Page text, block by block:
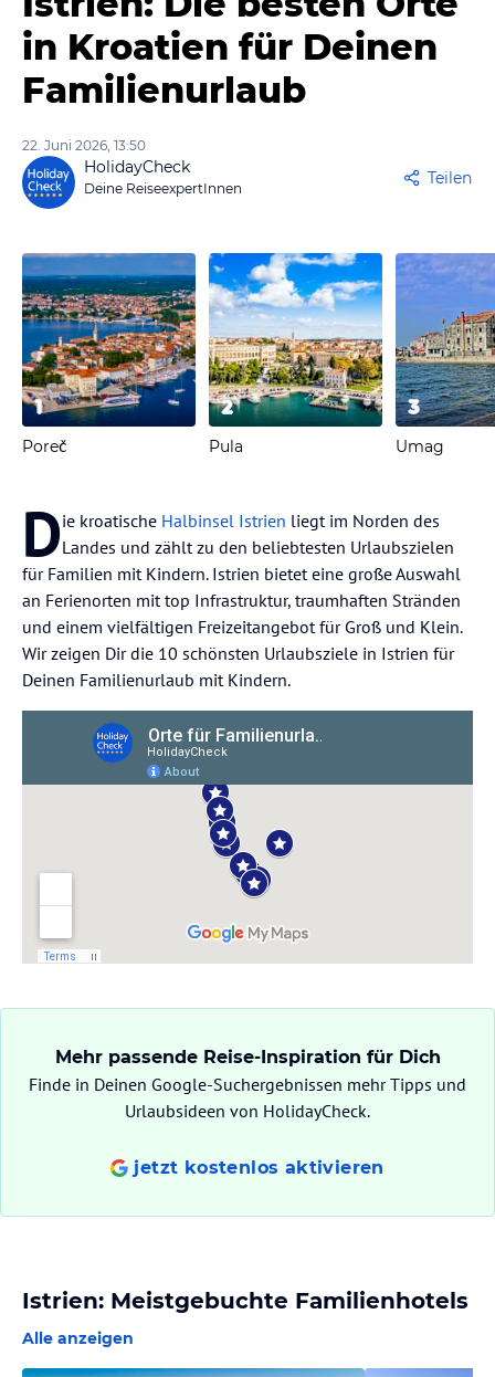
in Kroatien für Deinen
Familienurlaub
22. Juni 2026, 13:50
HolidayCheck
Deine ReiseexpertInnen
Teilen
1
Poreč
2
Pula
3
Umag
Die kroatische Halbinsel Istrien liegt im Norden des
Landes und zählt zu den beliebtesten Urlaubszielen
für Familien mit Kindern. Istrien bietet eine große Auswahl
an Ferienorten mit top Infrastruktur, traumhaften Stränden
und einem vielfältigen Freizeitangebot für Groß und Klein.
Wir zeigen Dir die 10 schönsten Urlaubsziele in Istrien für
Deinen Familienurlaub mit Kindern.
Mehr passende Reise-Inspiration für Dich
Finde in Deinen Google-Suchergebnissen mehr Tipps und
Urlaubsideen von HolidayCheck.
jetzt kostenlos aktivieren
Istrien: Meistgebuchte Familienhotels
Alle anzeigen